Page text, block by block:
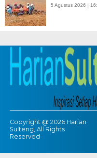
5 Agustus 2026 |
Copyright @ 2026 Harian
Sulteng, All Rights
Reserved